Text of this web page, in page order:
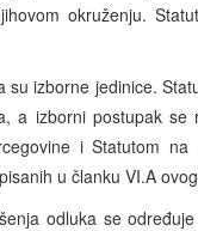
okruženju.
izborne jedinice.
a izborni postupak se
i Statutom
u članku VI.A
odluka se određuje